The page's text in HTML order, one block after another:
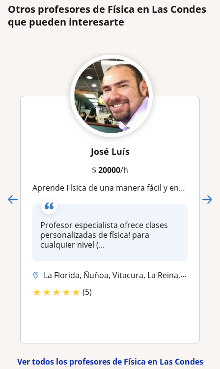
Otros profesores de Física en Las Condes
que pueden interesarte
José Luís
$ 20000/h
Aprende Física de una manera fácil y entretenida
Profesor especialista ofrece clases
personalizadas de física! para
cualquier nivel (...
La Florida, Ñuñoa, Vitacura, La Reina, Las Condes, Providencia, Puente...
★★★★★ (5)
Ver todos los profesores de Física en Las Condes